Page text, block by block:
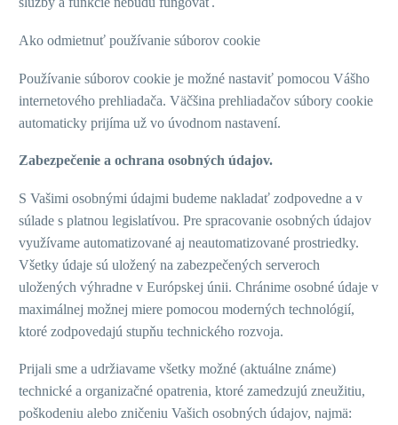
Ako odmietnuť používanie súborov cookie
Používanie súborov cookie je možné nastaviť pomocou Vášho
internetového prehliadača. Väčšina prehliadačov súbory cookie
automaticky prijíma už vo úvodnom nastavení.
Zabezpečenie a ochrana osobných údajov.
S Vašimi osobnými údajmi budeme nakladať zodpovedne a v
súlade s platnou legislatívou. Pre spracovanie osobných údajov
využívame automatizované aj neautomatizované prostriedky.
Všetky údaje sú uložený na zabezpečených serveroch
uložených výhradne v Európskej únii. Chránime osobné údaje v
maximálnej možnej miere pomocou moderných technológií,
ktoré zodpovedajú stupňu technického rozvoja.
Prijali sme a udržiavame všetky možné (aktuálne známe)
technické a organizačné opatrenia, ktoré zamedzujú zneužitiu,
poškodeniu alebo zničeniu Vašich osobných údajov, najmä: